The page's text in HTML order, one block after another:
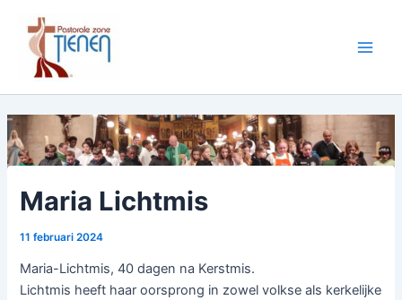
inhoud
Maria Lichtmis
11 februari 2024
Maria-Lichtmis, 40 dagen na Kerstmis.
Lichtmis heeft haar oorsprong in zowel volkse als kerkelijke